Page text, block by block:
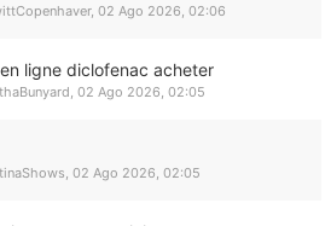
, 02 Ago 2026, 02:06
ligne diclofenac acheter
, 02 Ago 2026, 02:05
, 02 Ago 2026, 02:05